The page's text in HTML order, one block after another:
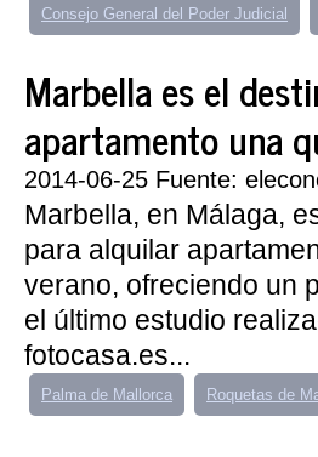
Consejo General del Poder Judicial
Marbella es el
apartamento una
2014-06-25 Fuente:
Marbella, en Málaga,
para alquilar
verano, ofreciendo un
el último estudio
fotocasa.es...
Palma de Mallorca Roquetas de